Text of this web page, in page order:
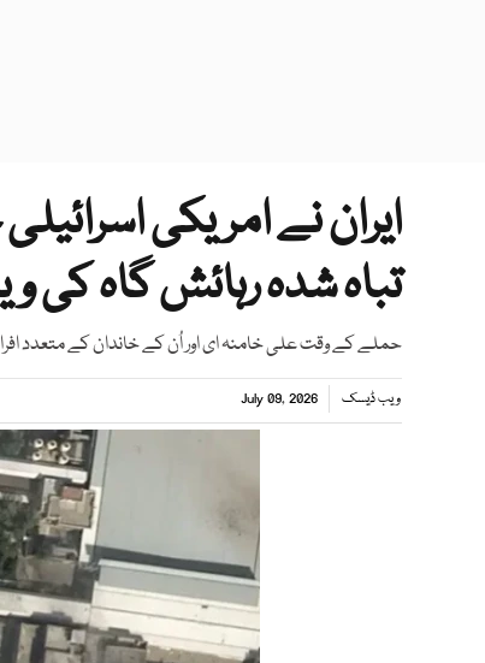
ایران نے امریکی
تباہ شدہ رہائش گاہ کی
حملے کے وقت علی خامنہ ای اور اُن کے خاندان کے متعدد
ویب ڈیسک July 09, 2026